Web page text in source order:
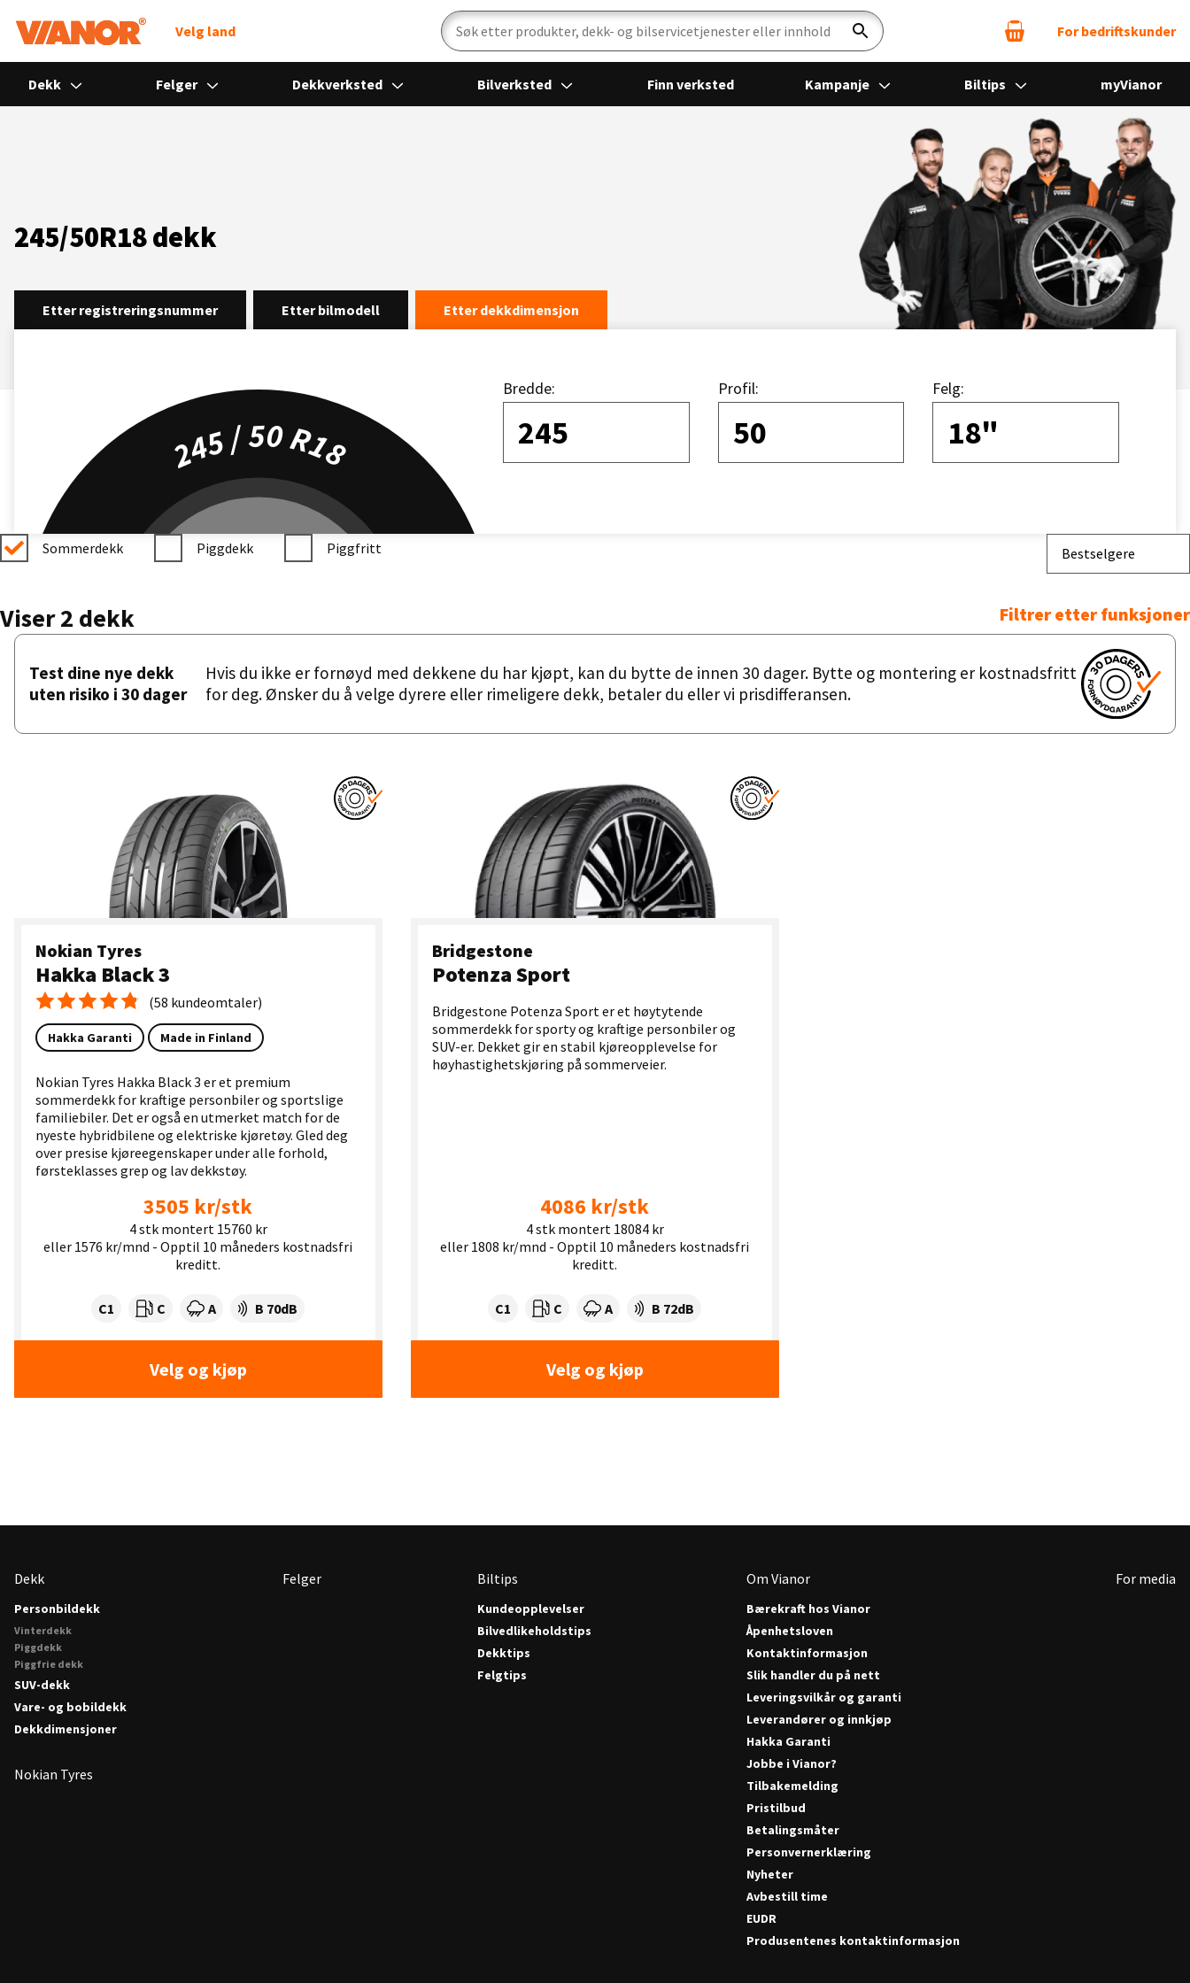
Velg land Søk For bedriftskunder
Dekk Felger Dekkverksted Bilverksted Finn verksted Kampanje Biltips myVianor
245/50R18 dekk
Etter registreringsnummer Etter bilmodell Etter dekkdimensjon
245 / 50 R18
Bredde:
245
Profil:
50
Felg:
18"
Sommerdekk Piggdekk Piggfritt Bestselgere
Viser 2 dekk Filtrer etter funksjoner
Test dine nye dekk
uten risiko i 30 dager
Hvis du ikke er fornøyd med dekkene du har kjøpt, kan du bytte de innen 30 dager. Bytte og montering er kostnadsfritt
for deg. Ønsker du å velge dyrere eller rimeligere dekk, betaler du eller vi prisdifferansen.
Nokian Tyres
Hakka Black 3
Gjennomsnittskarakter 4.8(58 kundeomtaler)
Hakka Garanti Made in Finland
Nokian Tyres Hakka Black 3 er et premium
sommerdekk for kraftige personbiler og sportslige
familiebiler. Det er også en utmerket match for de
nyeste hybridbilene og elektriske kjøretøy. Gled deg
over presise kjøreegenskaper under alle forhold,
førsteklasses grep og lav dekkstøy.
3505 kr/stk
4 stk montert 15760 kr
eller 1576 kr/mnd - Opptil 10 måneders kostnadsfri
kreditt.
Dekklasse:
C1 Drivstofforbruk:
C Våtgrep:
A Dekkstøy (dB):
B 70dB
Velg og kjøp
Bridgestone
Potenza Sport
Bridgestone Potenza Sport er et høytytende
sommerdekk for sporty og kraftige personbiler og
SUV-er. Dekket gir en stabil kjøreopplevelse for
høyhastighetskjøring på sommerveier.
4086 kr/stk
4 stk montert 18084 kr
eller 1808 kr/mnd - Opptil 10 måneders kostnadsfri
kreditt.
Dekklasse:
C1 Drivstofforbruk:
C Våtgrep:
A Dekkstøy (dB):
B 72dB
Velg og kjøp
Dekk
Personbildekk
Vinterdekk
Piggdekk
Piggfrie dekk
SUV-dekk
Vare- og bobildekk
Dekkdimensjoner
Nokian Tyres
Felger Biltips
Kundeopplevelser
Bilvedlikeholdstips
Dekktips
Felgtips
Om Vianor
Bærekraft hos Vianor
Åpenhetsloven
Kontaktinformasjon
Slik handler du på nett
Leveringsvilkår og garanti
Leverandører og innkjøp
Hakka Garanti
Jobbe i Vianor?
Tilbakemelding
Pristilbud
Betalingsmåter
Personvernerklæring
Nyheter
Avbestill time
EUDR
Produsentenes kontaktinformasjon
For media